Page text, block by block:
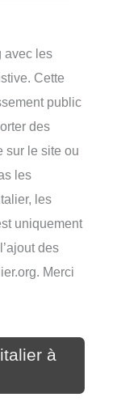
avec les
Cette
public
des
sur le site ou
les
les
uniquement
des
Merci
à